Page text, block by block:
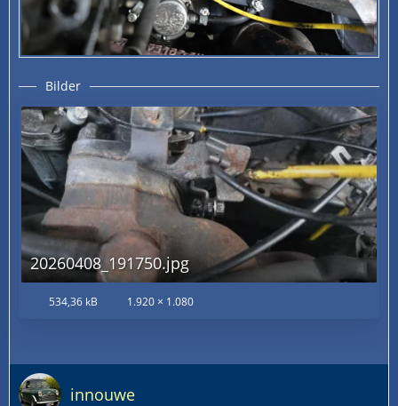
Bilder
20260408_191750.jpg
534,36 kB 1.920 × 1.080
innouwe